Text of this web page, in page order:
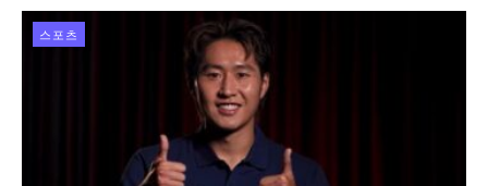
스포츠